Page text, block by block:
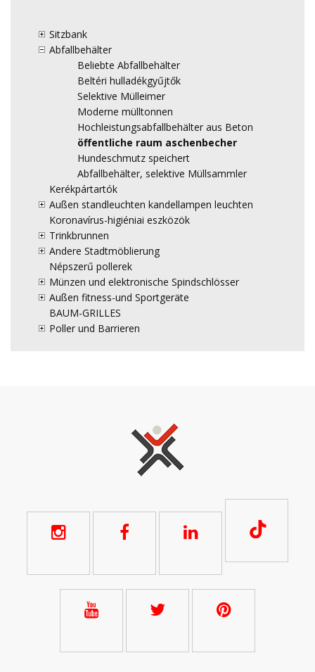
Sitzbank
Abfallbehälter
Beliebte Abfallbehälter
Beltéri hulladékgyűjtők
Selektive Mülleimer
Moderne mülltonnen
Hochleistungsabfallbehälter aus Beton
öffentliche raum aschenbecher
Hundeschmutz speichert
Abfallbehälter, selektive Müllsammler
Kerékpártartók
Außen standleuchten kandellampen leuchten
Koronavírus-higiéniai eszközök
Trinkbrunnen
Andere Stadtmöblierung
Népszerű pollerek
Münzen und elektronische Spindschlösser
Außen fitness-und Sportgeräte
BAUM-GRILLES
Poller und Barrieren